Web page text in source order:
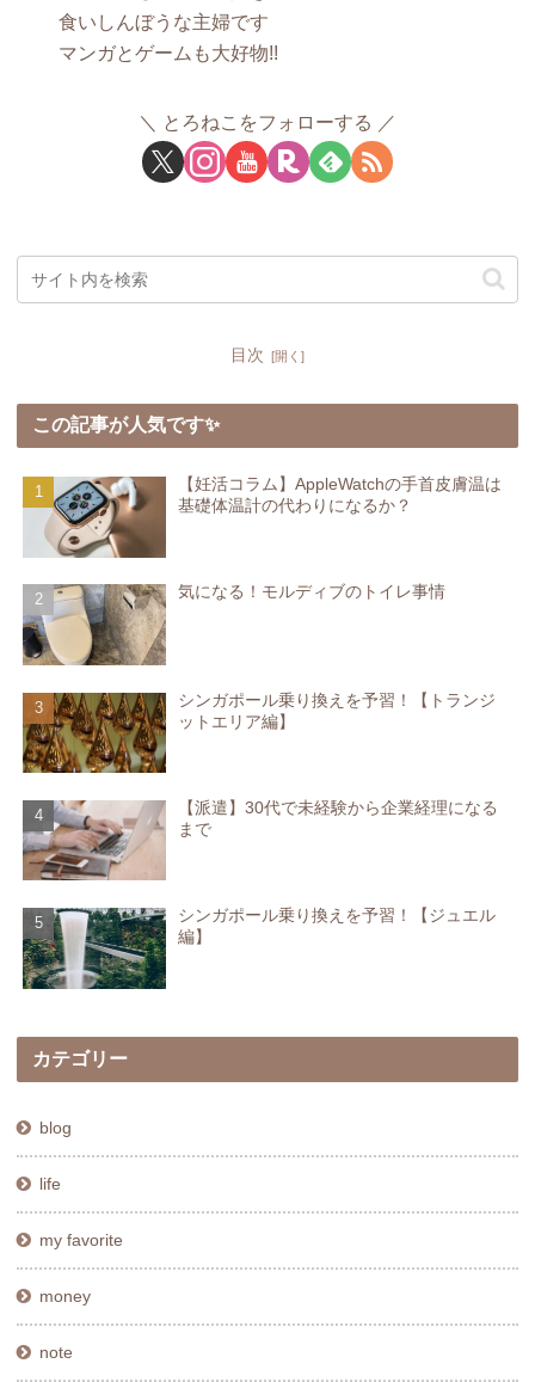
食いしんぼうな主婦です
マンガとゲームも大好物!!
とろねこをフォローする
目次
この記事が人気です✨
【妊活コラム】AppleWatchの手首皮膚温は
基礎体温計の代わりになるか？
気になる！モルディブのトイレ事情
シンガポール乗り換えを予習！【トランジ
ットエリア編】
【派遣】30代で未経験から企業経理になる
まで
シンガポール乗り換えを予習！【ジュエル
編】
カテゴリー
blog
life
my favorite
money
note